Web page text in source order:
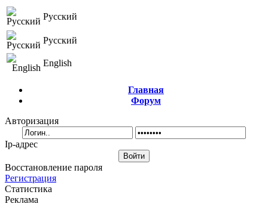
Русский
Русский
English
Главная
Форум
Авторизация
Ip-адрес
Восстановление пароля
Регистрация
Статистика
Реклама